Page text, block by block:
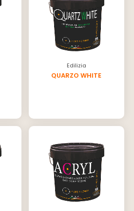
Edilizia
QUARZO WHITE